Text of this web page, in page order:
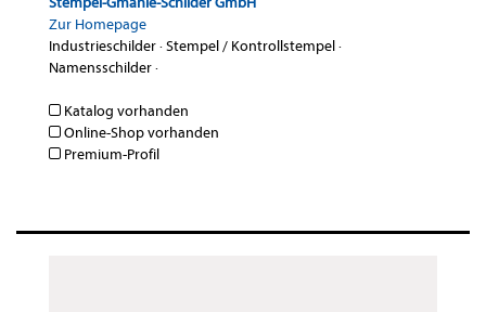
Zur Homepage
Industrieschilder·Stempel / Kontrollstempel·
Namensschilder·
Katalog vorhanden
Online-Shop vorhanden
Premium-Profil